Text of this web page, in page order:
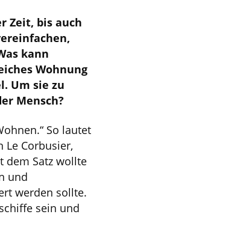
Zeit, bis auch
kann
Wohnung
Um sie zu
Mensch?
So lautet
Le Corbusier,
dem Satz wollte
und
werden sollte.
sein und